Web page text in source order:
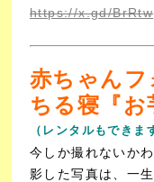
https://x.gd/BrRtw
赤ちゃんフ
ちる寝『お
（レンタルもできま
今しか撮れないか
影した写真は、一